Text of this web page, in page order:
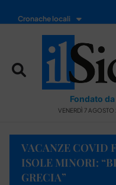
Cronache locali
Fondato
VENERDÌ 7
VACANZE COVID
ISOLE MINORI:
GRECIA”